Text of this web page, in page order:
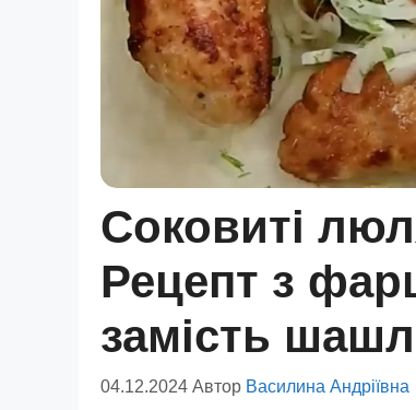
Соковиті
Рецепт з
замість
04.12.2024 Автор Василина Андріївна